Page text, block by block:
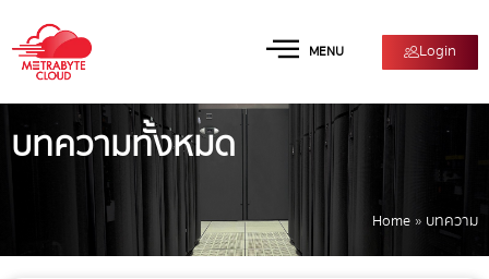
MENU Login
บทความทั้งหมด
Home » บทความ